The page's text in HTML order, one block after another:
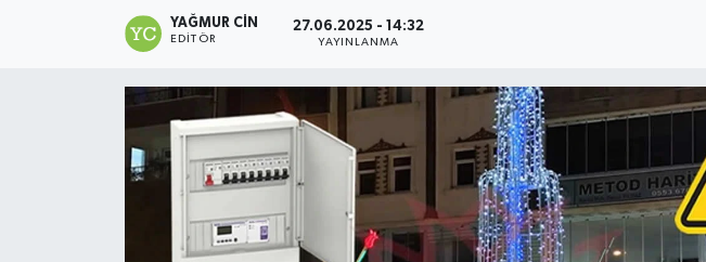
YAĞMUR CIN
EDITÖR
27.06.2025 - 14:32
YAYINLANMA
Teknoloji
Kültür Sanat
Haber Arşivi